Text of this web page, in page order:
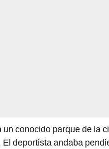
conocido parque de la
deportista andaba